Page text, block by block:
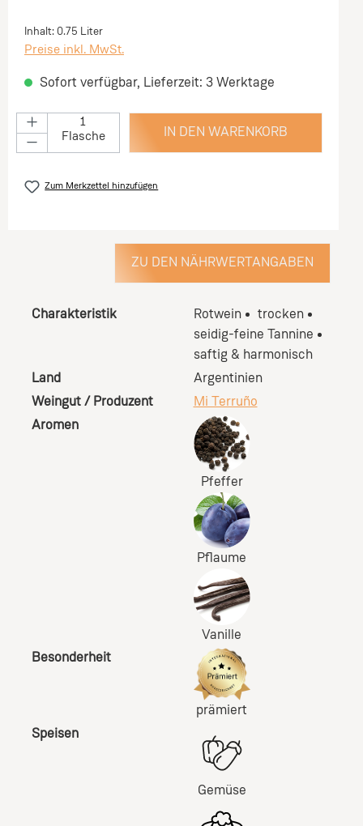
Inhalt: 0.75 Liter
Preise inkl. MwSt.
Sofort verfügbar, Lieferzeit: 3 Werktage
Flasche IN DEN WARENKORB
Zum Merkzettel hinzufügen
ZU DEN NÄHRWERTANGABEN
Charakteristik
saftig & harmonisch
seidig-feine Tannine
Rotwein trocken
Land
Argentinien
Weingut / Produzent
Mi Terruño
Aromen
Pfeffer
Pflaume
Vanille
Besonderheit
prämiert
Speisen
Gemüse